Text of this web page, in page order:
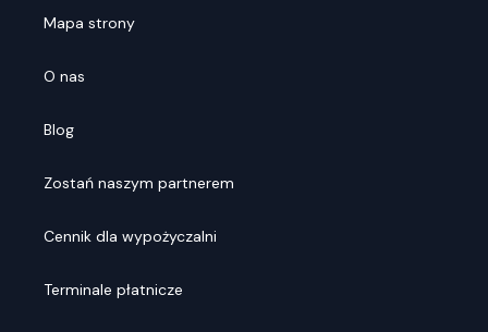
Mapa strony
O nas
Blog
Zostań naszym partnerem
Cennik dla wypożyczalni
Terminale płatnicze